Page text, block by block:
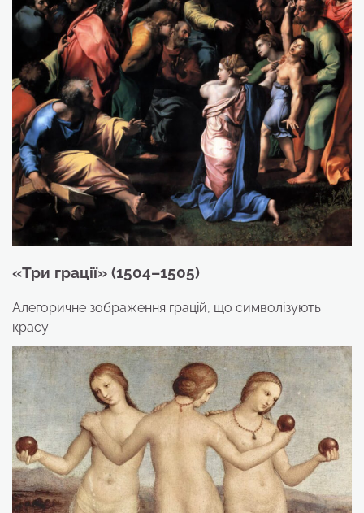
«Три грації» (1504–1505)
Алегоричне зображення грацій, що символізують
красу.